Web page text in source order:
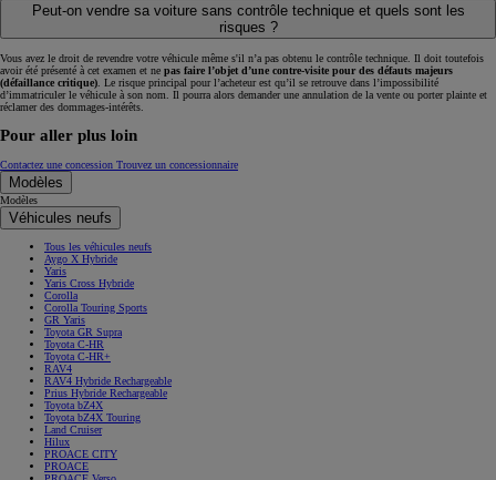
Peut-on vendre sa voiture sans contrôle technique et quels sont les
risques ?
Vous avez le droit de revendre votre véhicule même s'il n’a pas obtenu le contrôle technique. Il doit toutefois
avoir été présenté à cet examen et ne pas faire l’objet d’une contre-visite pour des défauts majeurs
(défaillance critique) . Le risque principal pour l’acheteur est qu’il se retrouve dans l’impossibilité
d’immatriculer le véhicule à son nom. Il pourra alors demander une annulation de la vente ou porter plainte et
réclamer des dommages-intérêts.
Pour aller plus loin
Contactez une concession Trouvez un concessionnaire
Modèles
Modèles
Véhicules neufs
Tous les véhicules neufs
Aygo X Hybride
Yaris
Yaris Cross Hybride
Corolla
Corolla Touring Sports
GR Yaris
Toyota GR Supra
Toyota C-HR
Toyota C-HR+
RAV4
RAV4 Hybride Rechargeable
Prius Hybride Rechargeable
Toyota bZ4X
Toyota bZ4X Touring
Land Cruiser
Hilux
PROACE CITY
PROACE